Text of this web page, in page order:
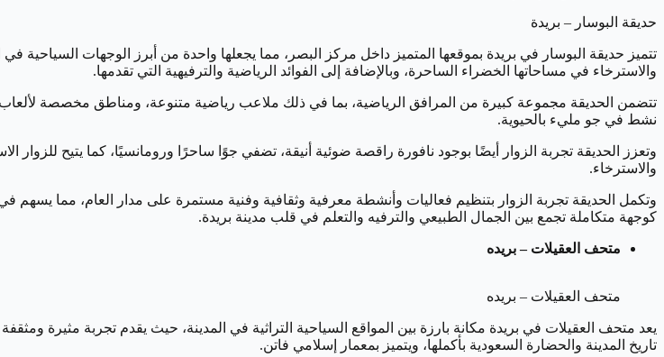
حديقة البوسار – بريدة
تتميز حديقة البوسار في بريدة بموقعها المتميز داخل مركز البصر، مما يجعلها واحدة من أبرز الوجهات السياحية في
والاسترخاء في مساحاتها الخضراء الساحرة، وبالإضافة إلى الفوائد الرياضية والترفيهية التي تقدمها.
تتضمن الحديقة مجموعة كبيرة من المرافق الرياضية، بما في ذلك ملاعب رياضية متنوعة، ومناطق مخصصة
نشط في جو مليء بالحيوية.
وتعزز الحديقة تجربة الزوار أيضًا بوجود نافورة راقصة ضوئية أنيقة، تضفي جوًا ساحرًا ورومانسيًا، كما يتيح
والاسترخاء.
وتكمل الحديقة تجربة الزوار بتنظيم فعاليات وأنشطة معرفية وثقافية وفنية مستمرة على مدار العام، مما يسهم في
كوجهة متكاملة تجمع بين الجمال الطبيعي والترفيه والتعلم في قلب مدينة بريدة.
متحف العقيلات – بريده
متحف العقيلات – بريده
يعد متحف العقيلات في بريدة مكانة بارزة بين المواقع السياحية التراثية في المدينة، حيث يقدم تجربة مثيرة
تاريخ المدينة والحضارة السعودية بأكملها، ويتميز بمعمار إسلامي فاتن.